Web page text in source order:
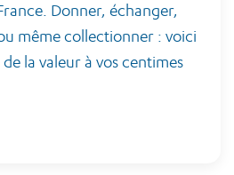
Donner, échanger,
même collectionner : voici
la valeur à vos centimes